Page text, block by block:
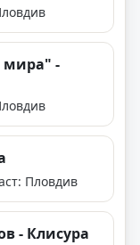
мира" -
Пловдив
- Клисура